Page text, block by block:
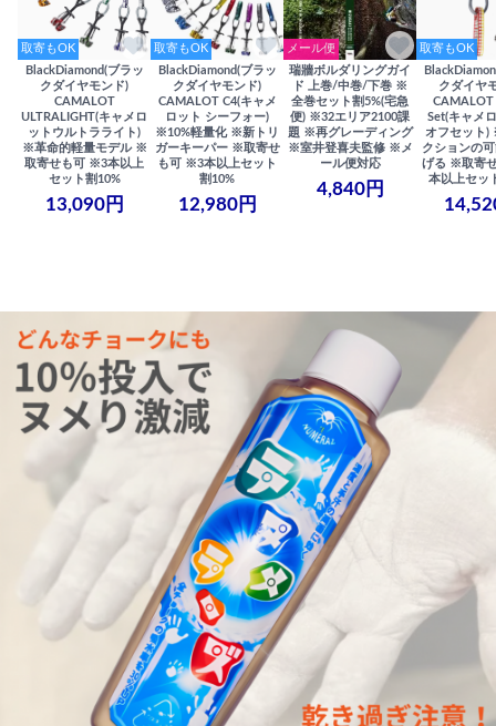
取寄もOK
BlackDiamond(ブラッ
クダイヤモンド)
CAMALOT
ULTRALIGHT(キャメロ
ットウルトラライト)
※革命的軽量モデル ※
取寄せも可 ※3本以上
セット割10%
13,090円
取寄もOK
BlackDiamond(ブラッ
クダイヤモンド)
CAMALOT C4(キャメ
ロット シーフォー)
※10%軽量化 ※新トリ
ガーキーパー ※取寄せ
も可 ※3本以上セット
割10%
12,980円
メール便
瑞牆ボルダリングガイ
ド 上巻/中巻/下巻 ※
全巻セット割5%(宅急
便) ※32エリア2100課
題 ※再グレーディング
※室井登喜夫監修 ※メ
ール便対応
4,840円
取寄もOK
クダイヤ
Set(キャメ
オフセット)
クションの
げる ※取寄
本以上セッ